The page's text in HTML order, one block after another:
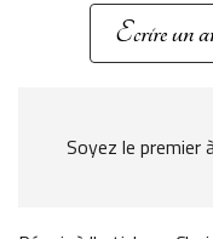
Ecrire un
Soyez le premier